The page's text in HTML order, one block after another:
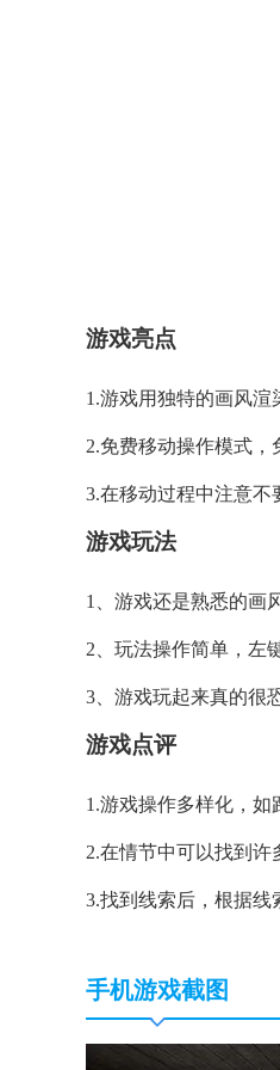
游戏亮点
1.游戏用独特的画风渲
2.免费移动操作模式
3.在移动过程中注意
游戏玩法
1、游戏还是熟悉的画
2、玩法操作简单，左
3、游戏玩起来真的很
游戏点评
1.游戏操作多样化，如
2.在情节中可以找到
3.找到线索后，根据线
手机游戏截图